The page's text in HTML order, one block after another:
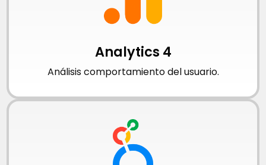
Analytics 4
Análisis comportamiento del usuario.